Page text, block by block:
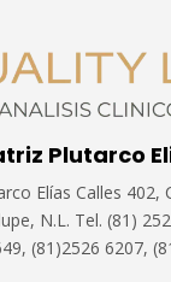
Plutarco
Elías Calles 402,
N.L. Tel. (81)
(81)2526 6207,